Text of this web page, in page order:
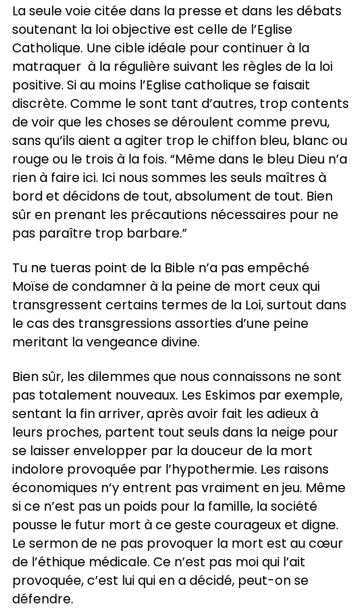
La seule voie citée dans la presse et dans les débats
soutenant la loi objective est celle de l’Eglise
Catholique. Une cible idéale pour continuer à la
matraquer à la régulière suivant les règles de la loi
positive. Si au moins l’Eglise catholique se faisait
discrète. Comme le sont tant d’autres, trop contents
de voir que les choses se déroulent comme prevu,
sans qu’ils aient a agiter trop le chiffon bleu, blanc ou
rouge ou le trois à la fois. “Même dans le bleu Dieu n’a
rien à faire ici. Ici nous sommes les seuls maîtres à
bord et décidons de tout, absolument de tout. Bien
sûr en prenant les précautions nécessaires pour ne
pas paraître trop barbare.”
Tu ne tueras point de la Bible n’a pas empêché
Moïse de condamner à la peine de mort ceux qui
transgressent certains termes de la Loi, surtout dans
le cas des transgressions assorties d’une peine
meritant la vengeance divine.
Bien sûr, les dilemmes que nous connaissons ne sont
pas totalement nouveaux. Les Eskimos par exemple,
sentant la fin arriver, après avoir fait les adieux à
leurs proches, partent tout seuls dans la neige pour
se laisser envelopper par la douceur de la mort
indolore provoquée par l’hypothermie. Les raisons
économiques n’y entrent pas vraiment en jeu. Même
si ce n’est pas un poids pour la famille, la société
pousse le futur mort à ce geste courageux et digne.
Le sermon de ne pas provoquer la mort est au cœur
de l’éthique médicale. Ce n’est pas moi qui l’ait
provoquée, c’est lui qui en a décidé, peut-on se
défendre.